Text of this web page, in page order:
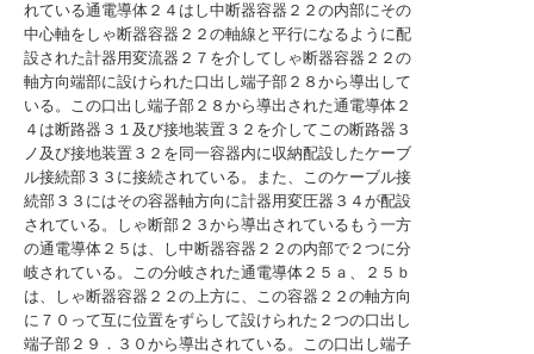
れている通電導体２４はし中断器容器２２の内部にその
中心軸をしゃ断器容器２２の軸線と平行になるように配
設された計器用変流器２７を介してしゃ断器容器２２の
軸方向端部に設けられた口出し端子部２８から導出して
いる。この口出し端子部２８から導出された通電導体２
４は断路器３１及び接地装置３２を介してこの断路器３
ノ及び接地装置３２を同一容器内に収納配設したケーブ
ル接続部３３に接続されている。また、このケーブル接
続部３３にはその容器軸方向に計器用変圧器３４が配設
されている。しゃ断部２３から導出されているもう一方
の通電導体２５は、し中断器容器２２の内部で２つに分
岐されている。この分岐された通電導体２５ａ、２５ｂ
は、しゃ断器容器２２の上方に、この容器２２の軸方向
に７０って互に位置をずらして設けられた２つの口出し
端子部２９．３０から導出されている。この口出し端子